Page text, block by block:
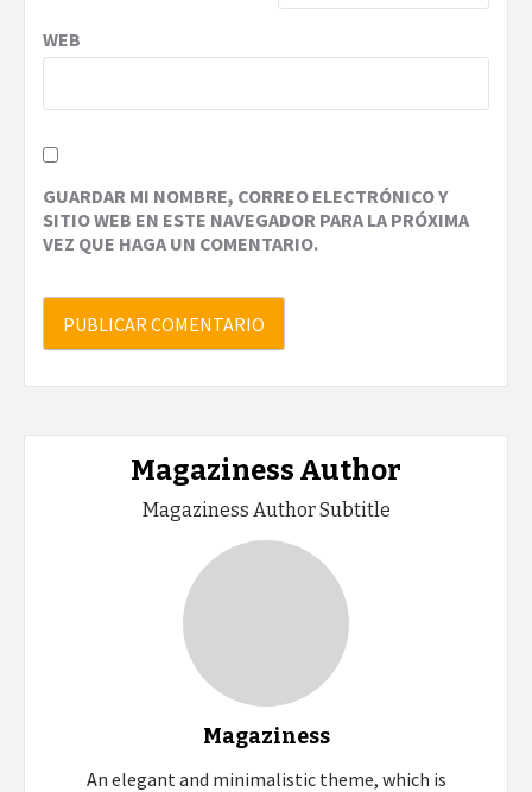
WEB
GUARDAR MI NOMBRE, CORREO ELECTRÓNICO Y
SITIO WEB EN ESTE NAVEGADOR PARA LA PRÓXIMA
VEZ QUE HAGA UN COMENTARIO.
Magaziness Author
Magaziness Author Subtitle
Magaziness
An elegant and minimalistic theme, which is